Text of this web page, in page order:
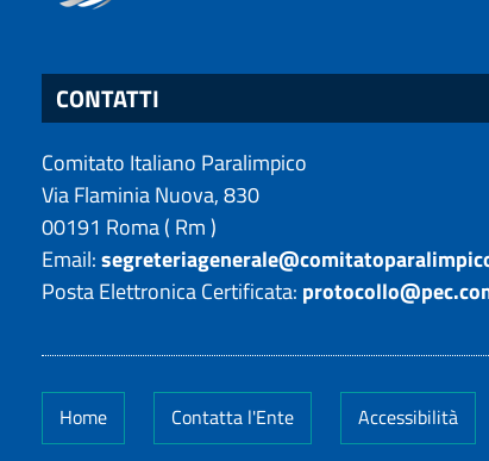
CONTATTI
Comitato Italiano Paralimpico
Via Flaminia Nuova, 830
00191 Roma( Rm)
Email:
Posta Elettronica Certificata:
Home Contatta l'Ente Accessibilità